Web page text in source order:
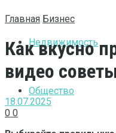
Недвижимость
Общество
Главная Бизнес
Как вкусно
видео
18.07.2025
0 0